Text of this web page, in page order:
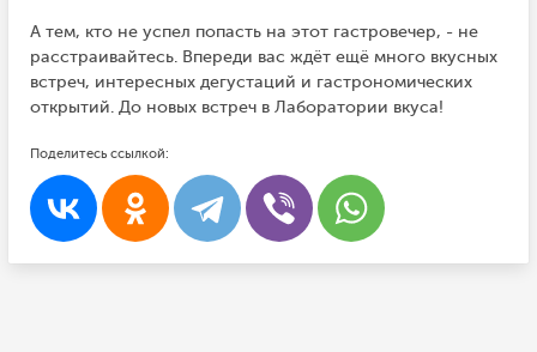
А тем, кто не успел попасть на этот гастровечер, - не
расстраивайтесь. Впереди вас ждёт ещё много вкусных
встреч, интересных дегустаций и гастрономических
открытий. До новых встреч в Лаборатории вкуса!
Поделитесь ссылкой: